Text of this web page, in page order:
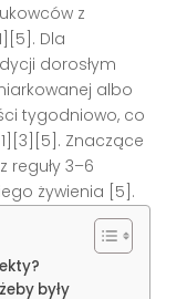
z
Dla
dorosłym
albo
tygodniowo, co
Znaczące
reguły 3–6
żywienia [5].
były